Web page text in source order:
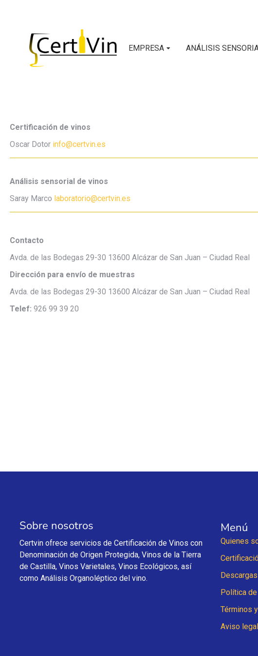
EMPRESA ANÁLISIS
Certificación de vinos
Oscar Dotor info@certvin.es
Análisis sensorial de vinos
Saray Marco laboratorio@certvin.es
Contacto
Avda. de las Bodegas 29-30 13600 Alcázar de San Juan – Ciudad Real
Dirección para envío de muestras
Avda. de las Bodegas 29-30 13600 Alcázar de San Juan – Ciudad Real
Telef: 926 99 39 20
Sobre nosotros
Certvin ofrece servicios de Certificación de Vinos con
Denominación de Origen Protegida, Vinos de la Tierra
de Castilla, Vinos Varietales, Vinos Ecológicos, así
como Análisis Organoléptico del vino.
Menú
Quienes
Descargas
Política
Términos
Aviso legal